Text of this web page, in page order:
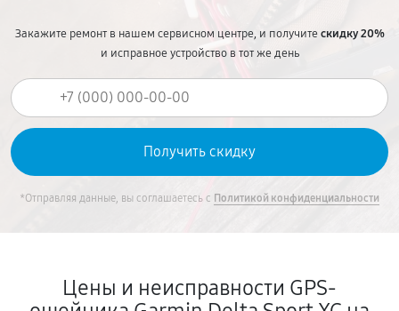
Закажите ремонт в нашем сервисном центре, и получитескидку 20%
и исправное устройство в тот же день
*Отправляя данные, вы соглашаетесь с Политикой конфиденциальности
Цены и неисправности GPS-